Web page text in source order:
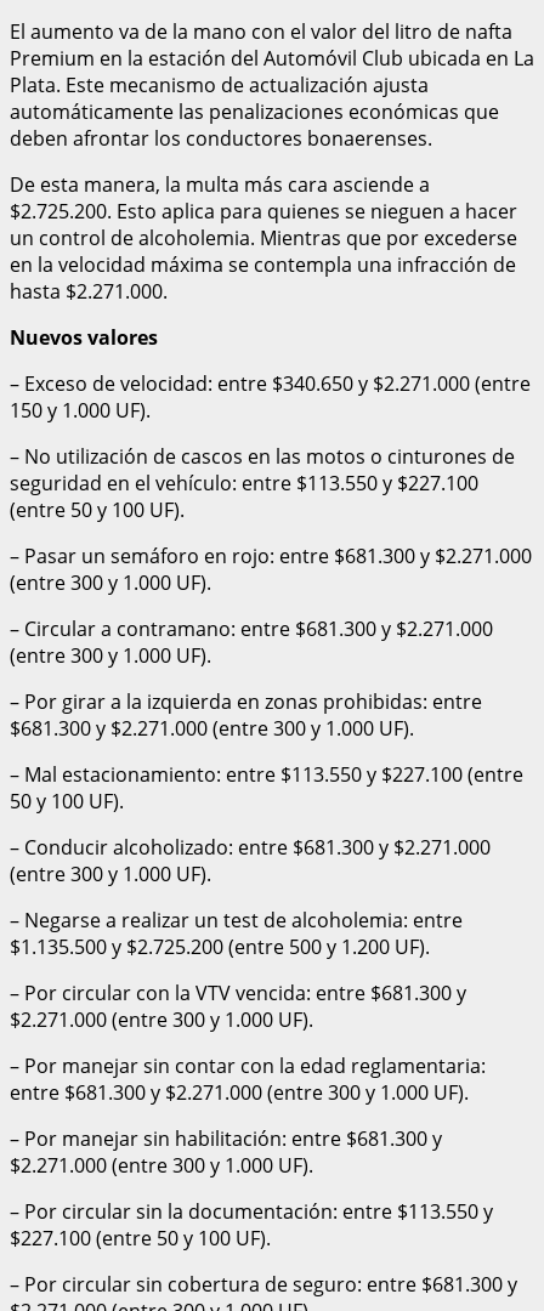
El aumento va de la mano con el valor del litro de nafta
Premium en la estación del Automóvil Club ubicada en La
Plata. Este mecanismo de actualización ajusta
automáticamente las penalizaciones económicas que
deben afrontar los conductores bonaerenses.
De esta manera, la multa más cara asciende a
$2.725.200. Esto aplica para quienes se nieguen a hacer
un control de alcoholemia. Mientras que por excederse
en la velocidad máxima se contempla una infracción de
hasta $2.271.000.
Nuevos valores
– Exceso de velocidad: entre $340.650 y $2.271.000 (entre
150 y 1.000 UF).
– No utilización de cascos en las motos o cinturones de
seguridad en el vehículo: entre $113.550 y $227.100
(entre 50 y 100 UF).
– Pasar un semáforo en rojo: entre $681.300 y $2.271.000
(entre 300 y 1.000 UF).
– Circular a contramano: entre $681.300 y $2.271.000
(entre 300 y 1.000 UF).
– Por girar a la izquierda en zonas prohibidas: entre
$681.300 y $2.271.000 (entre 300 y 1.000 UF).
– Mal estacionamiento: entre $113.550 y $227.100 (entre
50 y 100 UF).
– Conducir alcoholizado: entre $681.300 y $2.271.000
(entre 300 y 1.000 UF).
– Negarse a realizar un test de alcoholemia: entre
$1.135.500 y $2.725.200 (entre 500 y 1.200 UF).
– Por circular con la VTV vencida: entre $681.300 y
$2.271.000 (entre 300 y 1.000 UF).
– Por manejar sin contar con la edad reglamentaria:
entre $681.300 y $2.271.000 (entre 300 y 1.000 UF).
– Por manejar sin habilitación: entre $681.300 y
$2.271.000 (entre 300 y 1.000 UF).
– Por circular sin la documentación: entre $113.550 y
$227.100 (entre 50 y 100 UF).
– Por circular sin cobertura de seguro: entre $681.300 y